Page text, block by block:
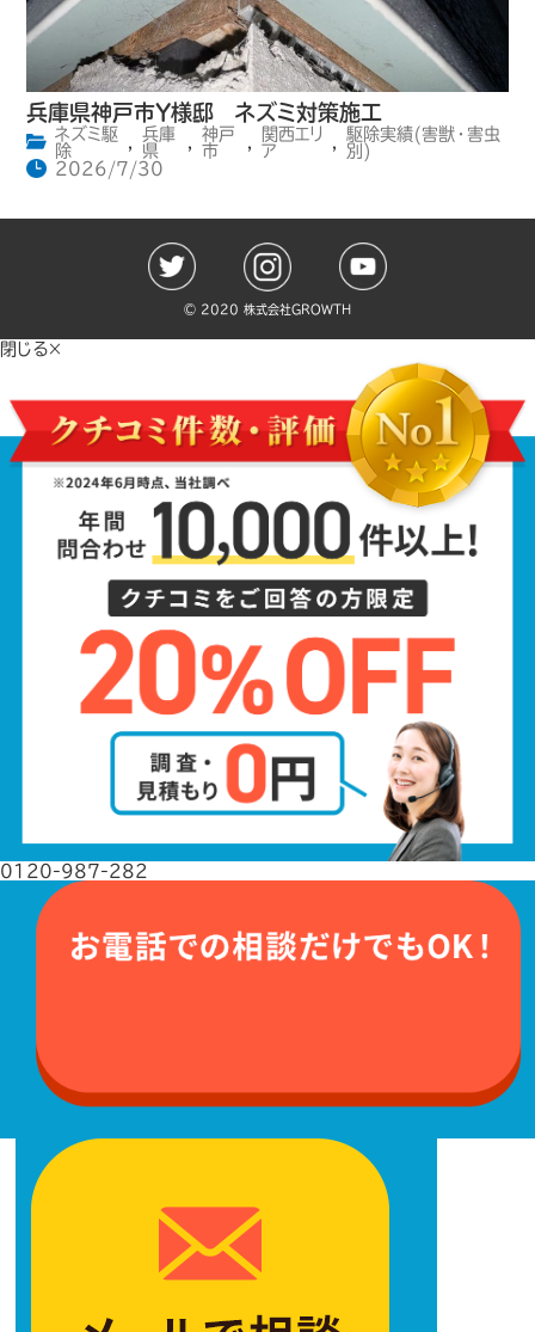
兵庫県神戸市Y様邸 ネズミ対策施工
ネズミ駆
除
兵庫
県
神戸
市
関西エリ
ア
駆除実績(害獣・害虫
別)
2026/7/30
©️ 2020 株式会社GROWTH
閉じる×
0120-987-282